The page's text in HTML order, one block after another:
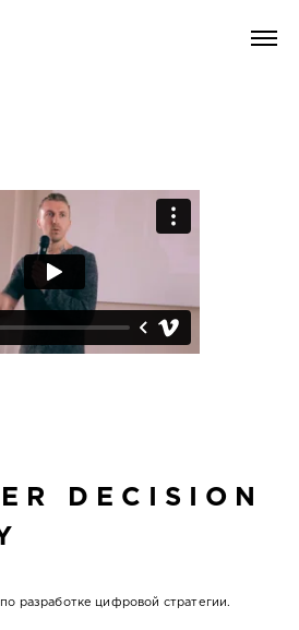
DECISION
разработке цифровой стратегии.